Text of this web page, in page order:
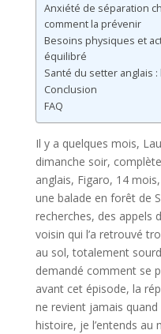
Anxiété de séparation
comment la prévenir
Besoins physiques et
équilibré
Santé du setter anglais
Conclusion
FAQ
Il y a quelques mois,
dimanche soir,
anglais, Figaro, 14
une balade en forêt de
recherches, des appels
voisin qui l’a retrouvé
au sol, totalement
demandé comment se
avant cet épisode, la
ne revient jamais
histoire, je l’entends au